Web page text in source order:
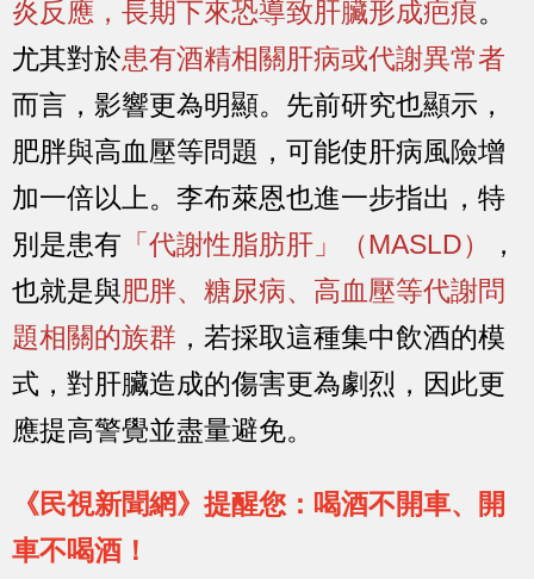
炎反應，長期下來恐導致肝臟形成疤痕。
尤其對於患有酒精相關肝病或代謝異常者
而言，影響更為明顯。先前研究也顯示，
肥胖與高血壓等問題，可能使肝病風險增
加一倍以上。李布萊恩也進一步指出，特
別是患有 「代謝性脂肪肝」（MASLD）
，
也就是與肥胖、糖尿病、高血壓等代謝問
題相關的族群 ，若採取這種集中飲酒的模
式，對肝臟造成的傷害更為劇烈，因此更
應提高警覺並盡量避免。
《民視新聞網》提醒您：喝酒不開車、開
車不喝酒！